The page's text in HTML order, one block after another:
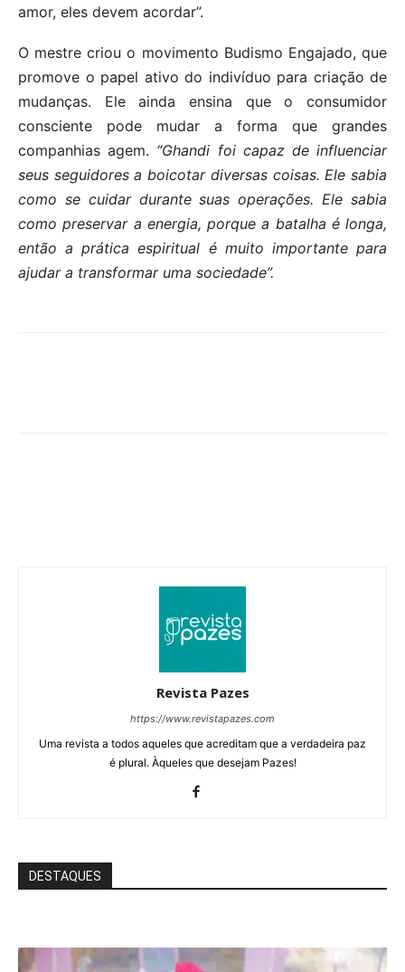
amor, eles devem acordar”.
O mestre criou o movimento Budismo Engajado, que
promove o papel ativo do indivíduo para criação de
mudanças. Ele ainda ensina que o consumidor
consciente pode mudar a forma que grandes
companhias agem. “Ghandi foi capaz de influenciar
seus seguidores a boicotar diversas coisas. Ele sabia
como se cuidar durante suas operações. Ele sabia
como preservar a energia, porque a batalha é longa,
então a prática espiritual é muito importante para
ajudar a transformar uma sociedade”.
Revista Pazes
https://www.revistapazes.com
Uma revista a todos aqueles que acreditam que a verdadeira paz
é plural. Àqueles que desejam Pazes!
DESTAQUES